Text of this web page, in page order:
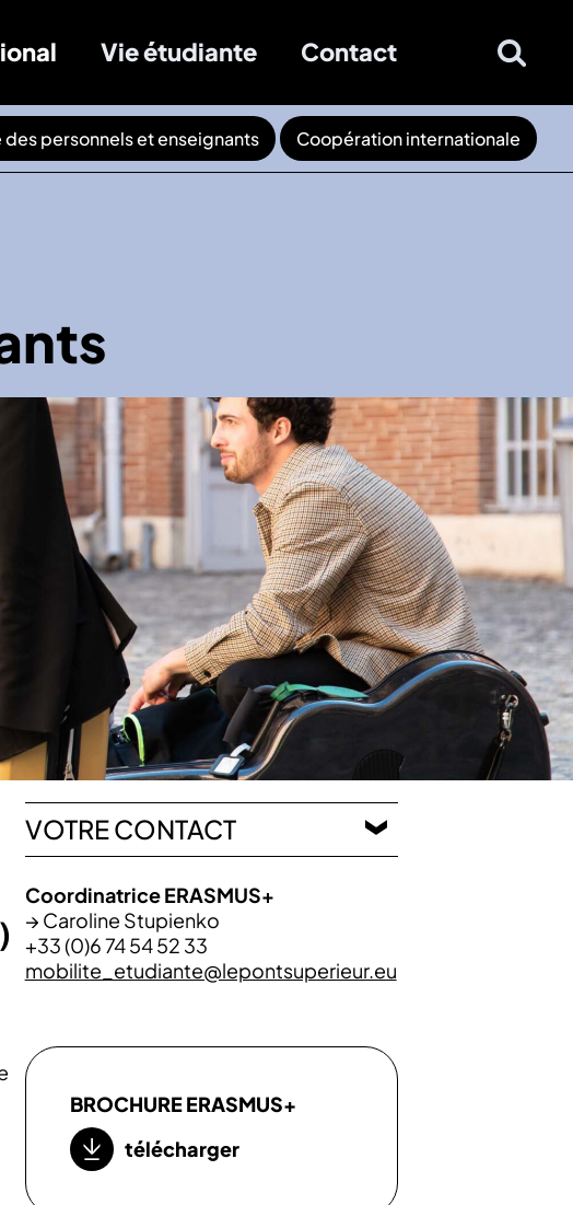
Vie étudiante Contact
personnels et enseignants Coopération internationale
VOTRE CONTACT
Coordinatrice ERASMUS+
→ Caroline Stupienko
+33 (0)6 74 54 52 33
mobilite_etudiante@lepontsuperieur.eu
BROCHURE ERASMUS+
télécharger